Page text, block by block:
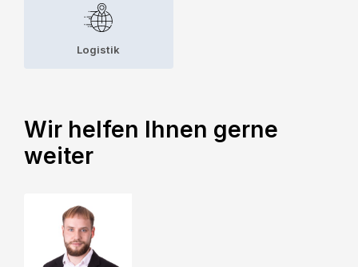
Logistik
Wir helfen Ihnen gerne
weiter